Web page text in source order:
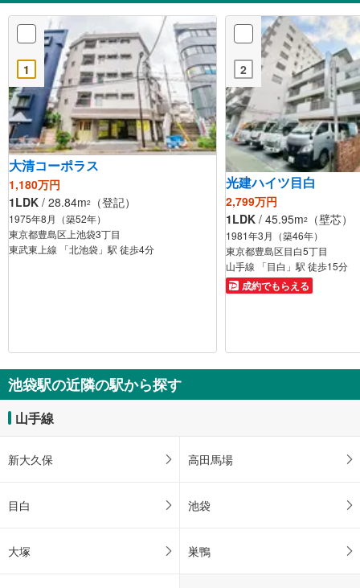
1
大清コーポラス
1,180万円
1LDK / 28.84m2 （登記）
1975年8月（築52年）
東京都豊島区上池袋3丁目
東武東上線 「北池袋」駅 徒歩4分
2
光建ハイツ目白
2,799万円
1LDK / 45.95m2 （壁芯）
1981年3月（築46年）
東京都豊島区目白5丁目
山手線 「目白」駅 徒歩15分
成約でもらえる
池袋駅の近隣の駅から探す
山手線
新大久保 高田馬場
目白 池袋
大塚 巣鴨